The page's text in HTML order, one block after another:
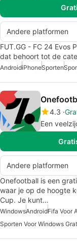
Andere platformen
FUT.GG - FC 24 Evos
dat behoort tot de
AndroidiPhoneSporten
4.3
Een
Andere platformen
Onefootball is een
waar je op de hoogte
Cup. Je kunt…
WindowsAndroidFifa Voor
Sporten Voor Windows